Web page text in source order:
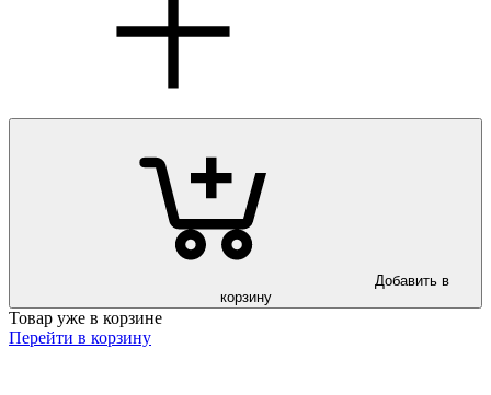
корзину
Товар уже в корзине
Перейти в корзину